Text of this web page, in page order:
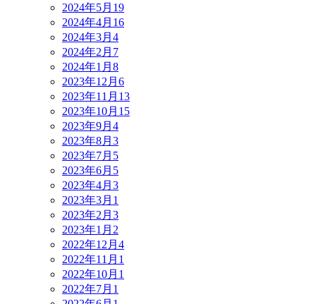
2024年5月 19
2024年4月 16
2024年3月 4
2024年2月 7
2024年1月 8
2023年12月 6
2023年11月 13
2023年10月 15
2023年9月 4
2023年8月 3
2023年7月 5
2023年6月 5
2023年4月 3
2023年3月 1
2023年2月 3
2023年1月 2
2022年12月 4
2022年11月 1
2022年10月 1
2022年7月 1